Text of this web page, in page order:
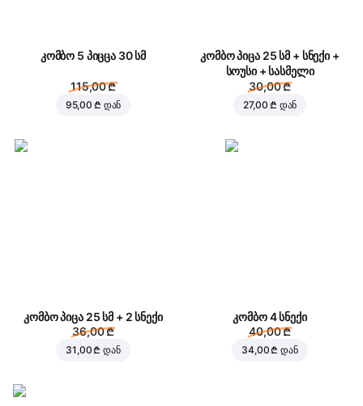
კომბო 5 პიცცა 30 სმ
115,00 ₾
95,00 ₾ დან
კომბო პიცა 25 სმ + სნექი +
სოუსი + სასმელი
30,00 ₾
27,00 ₾ დან
კომბო პიცა 25 სმ + 2 სნექი
36,00 ₾
31,00 ₾ დან
კომბო 4 სნექი
40,00 ₾
34,00 ₾ დან